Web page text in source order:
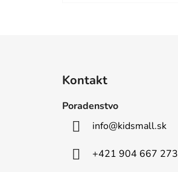
Kontakt
Poradenstvo
info@kidsmall.sk
+421 904 667 273